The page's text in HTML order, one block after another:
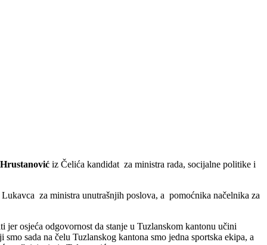
iz Čelića kandidat za ministra rada, socijalne politike i
za ministra unutrašnjih poslova, a pomoćnika načelnika za
osjeća odgovornost da stanje u Tuzlanskom kantonu učini
sada na čelu Tuzlanskog kantona smo jedna sportska ekipa, a